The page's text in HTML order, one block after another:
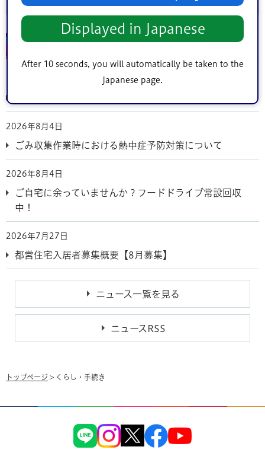
Displayed in Japanese
After 10 seconds, you will automatically be taken to the
Japanese page.
ニュース
2026年8月4日
ごみ収集作業時における熱中症予防対策について
2026年8月4日
ご自宅に余っていませんか？フードドライブ常設回収
中！
2026年7月27日
都営住宅入居者募集概要【8月募集】
ニュース一覧を見る
ニュースRSS
トップページ > くらし・手続き